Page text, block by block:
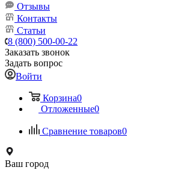
Отзывы
Контакты
Статьи
8 (800) 500-00-22
Заказать звонок
Задать вопрос
Войти
Корзина0
Отложенные0
Сравнение товаров0
Ваш город